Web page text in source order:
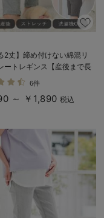
2丈】締め付けない綿混リ
ートレギンス【産後まで長
】
6件
～ ￥1,890 税込